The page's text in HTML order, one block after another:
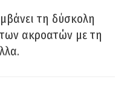
τη δύσκολη
ακροατών με τη